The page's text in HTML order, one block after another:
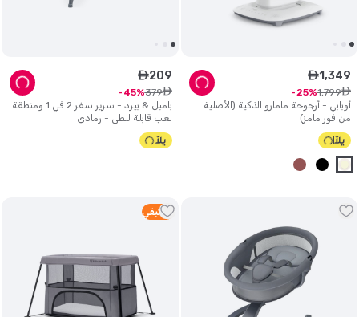
أوبابي - أرجوحة مامارو الذكية (الأصلية
من فور مامز)
ê1,349
ê
1,799
25
بامبل & بيرد - سرير سفر 2 في 1 ومنطقة
لعب قابلة للطي - رمادي
ê209
ê
379
45
1 متبقي